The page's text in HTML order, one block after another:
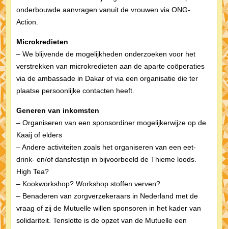
onderbouwde aanvragen vanuit de vrouwen via ONG-
Action.
Microkredieten
– We blijvende de mogelijkheden onderzoeken voor het
verstrekken van microkredieten aan de aparte coöperaties
via de ambassade in Dakar of via een organisatie die ter
plaatse persoonlijke contacten heeft.
Generen van inkomsten
– Organiseren van een sponsordiner mogelijkerwijze op de
Kaaij of elders
– Andere activiteiten zoals het organiseren van een eet-
drink- en/of dansfestijn in bijvoorbeeld de Thieme loods.
High Tea?
– Kookworkshop? Workshop stoffen verven?
– Benaderen van zorgverzekeraars in Nederland met de
vraag of zij de Mutuelle willen sponsoren in het kader van
solidariteit. Tenslotte is de opzet van de Mutuelle een